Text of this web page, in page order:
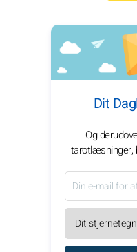
Dit
Og
tarotlæsninger,